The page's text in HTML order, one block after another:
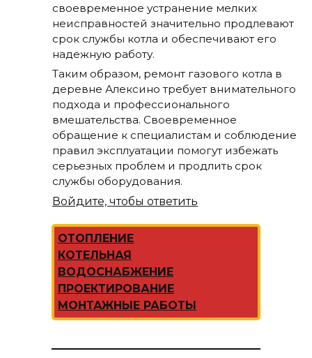
своевременное устранение мелких
неисправностей значительно продлевают
срок службы котла и обеспечивают его
надежную работу.
Таким образом, ремонт газового котла в
деревне Алексино требует внимательного
подхода и профессионального
вмешательства. Своевременное
обращение к специалистам и соблюдение
правил эксплуатации помогут избежать
серьезных проблем и продлить срок
службы оборудования.
Войдите, чтобы ответить
ОТОПЛЕНИЕ
КОТЕЛЬНАЯ
ВОДОСНАБЖЕНИЕ
ПРОЕКТИРОВАНИЕ
МОНТАЖНЫЕ РАБОТЫ